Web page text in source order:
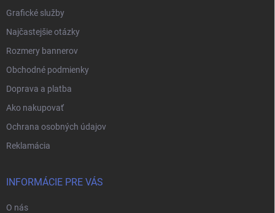
Grafické služby
Najčastejšie otázky
Rozmery bannerov
Obchodné podmienky
Doprava a platba
Ako nakupovať
Ochrana osobných údajov
Reklamácia
INFORMÁCIE PRE VÁS
O nás